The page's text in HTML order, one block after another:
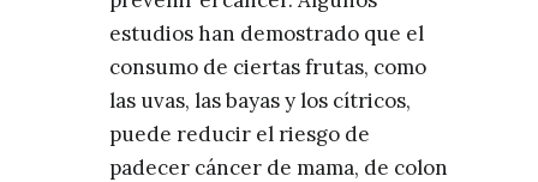
estudios han demostrado que el
consumo de ciertas frutas, como
las uvas, las bayas y los cítricos,
puede reducir el riesgo de
padecer cáncer de mama, de colon